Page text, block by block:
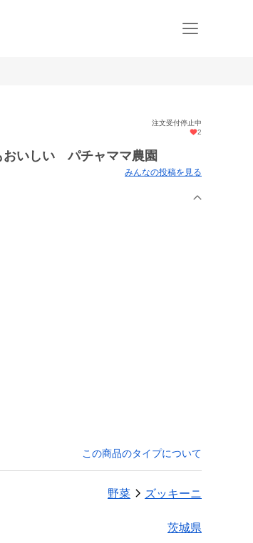
注文受付停止中
2
いしい パチャママ農園
みんなの投稿を見る
この商品のタイプについて
野菜 ズッキーニ
茨城県